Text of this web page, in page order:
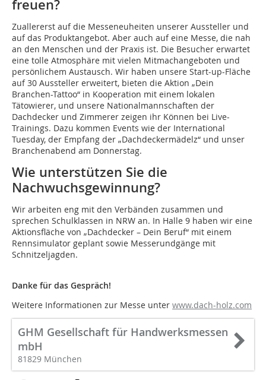
freuen?
Zuallererst auf die Messeneuheiten unserer Aussteller und
auf das Produktangebot. Aber auch auf eine Messe, die nah
an den Menschen und der Praxis ist. Die Besucher erwartet
eine tolle Atmosphäre mit vielen Mitmachangeboten und
persönlichem Austausch. Wir haben unsere Start-up-Fläche
auf 30 Aussteller erweitert, bieten die Aktion „Dein
Branchen-Tattoo“ in Kooperation mit einem lokalen
Tätowierer, und unsere Nationalmannschaften der
Dachdecker und Zimmerer zeigen ihr Können bei Live-
Trainings. Dazu kommen Events wie der International
Tuesday, der Empfang der „Dachdeckermädelz“ und unser
Branchenabend am Donnerstag.
Wie unterstützen Sie die
Nachwuchsgewinnung?
Wir arbeiten eng mit den Verbänden zusammen und
sprechen Schulklassen in NRW an. In Halle 9 haben wir eine
Aktionsfläche von „Dachdecker – Dein Beruf“ mit einem
Rennsimulator geplant sowie Messerundgänge mit
Schnitzeljagden.
Danke für das Gespräch!
Weitere Informationen zur Messe unter www.dach-holz.com
GHM Gesellschaft für Handwerksmessen
mbH
81829 München